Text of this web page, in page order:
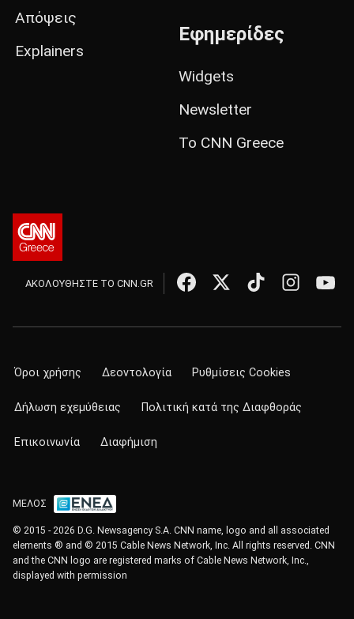
Απόψεις
Explainers
Εφημερίδες
Widgets
Newsletter
Το CNN Greece
ΑΚΟΛΟΥΘΗΣΤΕ ΤΟ CNN.GR
Όροι χρήσης Δεοντολογία Ρυθμίσεις Cookies
Δήλωση εχεμύθειας Πολιτική κατά της Διαφθοράς
Επικοινωνία Διαφήμιση
ΜΕΛΟΣ
© 2015 - 2026 D.G. Newsagency S.A. CNN name, logo and all associated
elements ® and © 2015 Cable News Network, Inc. All rights reserved. CNN
and the CNN logo are registered marks of Cable News Network, Inc.,
displayed with permission